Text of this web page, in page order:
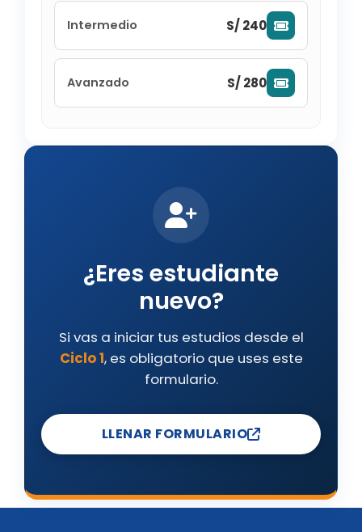
Intermedio S/ 240
Avanzado S/ 280
¿Eres estudiante
nuevo?
Si vas a iniciar tus estudios desde el
Ciclo 1, es obligatorio que uses este
formulario.
LLENAR FORMULARIO